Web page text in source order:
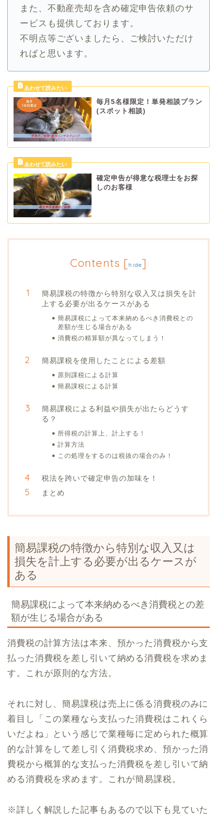
また、不動産売却を含め確定申告依頼のサ
ービスも提供しております。
不明点等ございましたら、ご検討いただけ
ればと思います。
毎月5名様限定！単発相談プラン
(スポット相談)
確定申告が得意な税理士をお探
しのお客様
Contents [hide]
簡易課税の特徴から特別な収入又は損失を計
上する必要が出るケースがある
簡易課税によって本来納めるべき消費税との
差額が生じる場合がある
消費税の精算額が異なってしまう！
簡易課税を使用したことによる差額
原則課税による計算
簡易課税による計算
簡易課税による利益や損失が出たらどうす
る？
所得税の計算上、計上する！
計算方法
この処理をするのは税抜の場合のみ！
税法を跨いで確定申告の加味を！
まとめ
簡易課税の特徴から特別な収入又は
損失を計上する必要が出るケースが
ある
簡易課税によって本来納めるべき消費税との差
額が生じる場合がある
消費税の計算方法は本来、預かった消費税から支
払った消費税を差し引いて納める消費税を求めま
す。これが原則的な方法。
それに対し、簡易課税は売上に係る消費税のみに
着目し「この業種なら支払った消費税はこれくら
いだよね」という感じで業種毎に定められた概算
的な計算をして差し引く消費税求め、預かった消
費税から概算的な支払った消費税を差し引いて納
める消費税を求めます。これが簡易課税。
※詳しく解説した記事もあるので以下も見ていた